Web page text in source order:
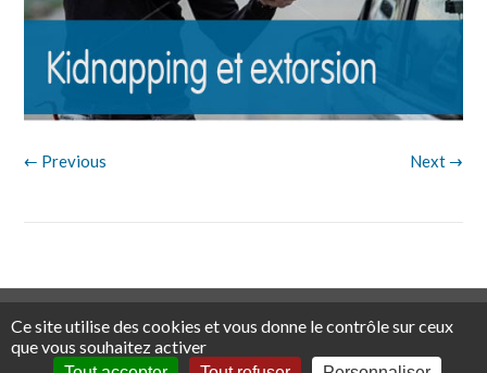
← Previous Next →
Mentions légales Traitement des réclamations
Tous droits
2026 Assurwest
Ce site utilise des cookies et vous donne le contrôle sur ceux
que vous souhaitez activer